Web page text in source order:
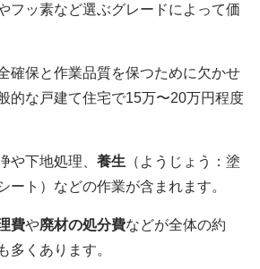
フッ素など選ぶグレードによって価
確保と作業品質を保つために欠かせ
的な戸建て住宅で15万〜20万円程度
や下地処理、 養生 （ようじょう：塗
ート）などの作業が含まれます。
費や廃材の処分費などが全体の約
多くあります。